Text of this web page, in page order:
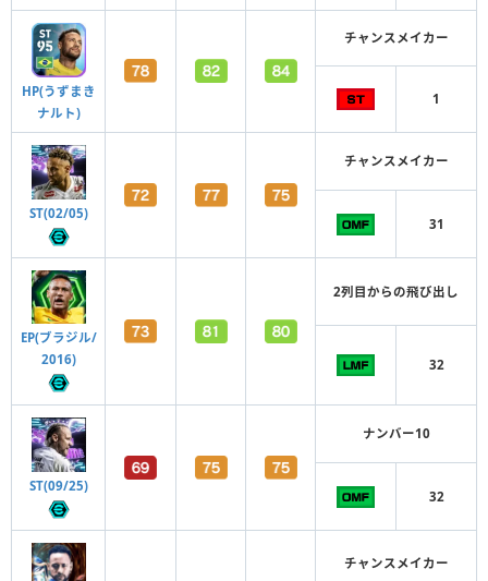
HP(うずまき
ナルト)
チャンスメイカー
1
ST(02/05)
チャンスメイカー
31
EP(ブラジル/
2016)
2列目からの飛び出し
32
ST(09/25)
ナンバー10
32
チャンスメイカー